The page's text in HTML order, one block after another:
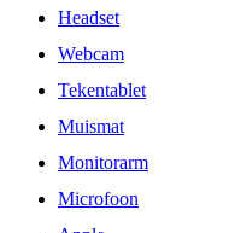
Headset
Webcam
Tekentablet
Muismat
Monitorarm
Microfoon